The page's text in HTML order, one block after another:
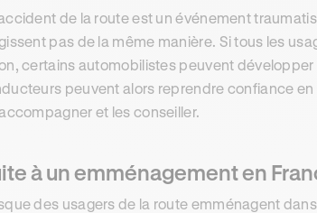
de la route est un événement
pas de la même manière. Si tous les
certains automobilistes peuvent développer
peuvent alors reprendre confiance
et les conseiller.
à un emménagement en
des usagers de la route emménagent